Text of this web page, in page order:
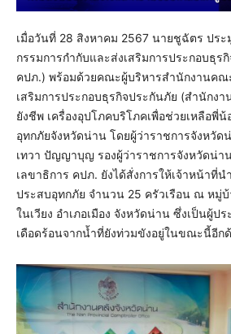
เมื่อวันที่ 28 สิงหาคม 2567 นายชูฉัตร ปร
กรรมการกำกับและส่งเสริมการประกอบธุร
คปภ.) พร้อมด้วยคณะผู้บริหารสำนักงานคณ
เสริมการประกอบธุรกิจประกันภัย (สำนักง
ยังชีพ เครื่องอุปโภคบริโภคเพื่อช่วยเหลือพี่
อุทกภัยจังหวัดน่าน โดยผู้ว่าราชการจังหวัด
เทวา ปัญญาบุญ รองผู้ว่าราชการจังหวัดน่า
เลขาธิการ คปภ. ยังได้สั่งการให้เจ้าหน้าที่
ประสบอุทกภัย จำนวน 25 ครัวเรือน ณ หมู่
ในเวียง อำเภอเมือง จังหวัดน่าน ซึ่งเป็นผู้ป
เดือดร้อนจากน้ำที่ยังท่วมขังอยู่ในขณะนี้อีก